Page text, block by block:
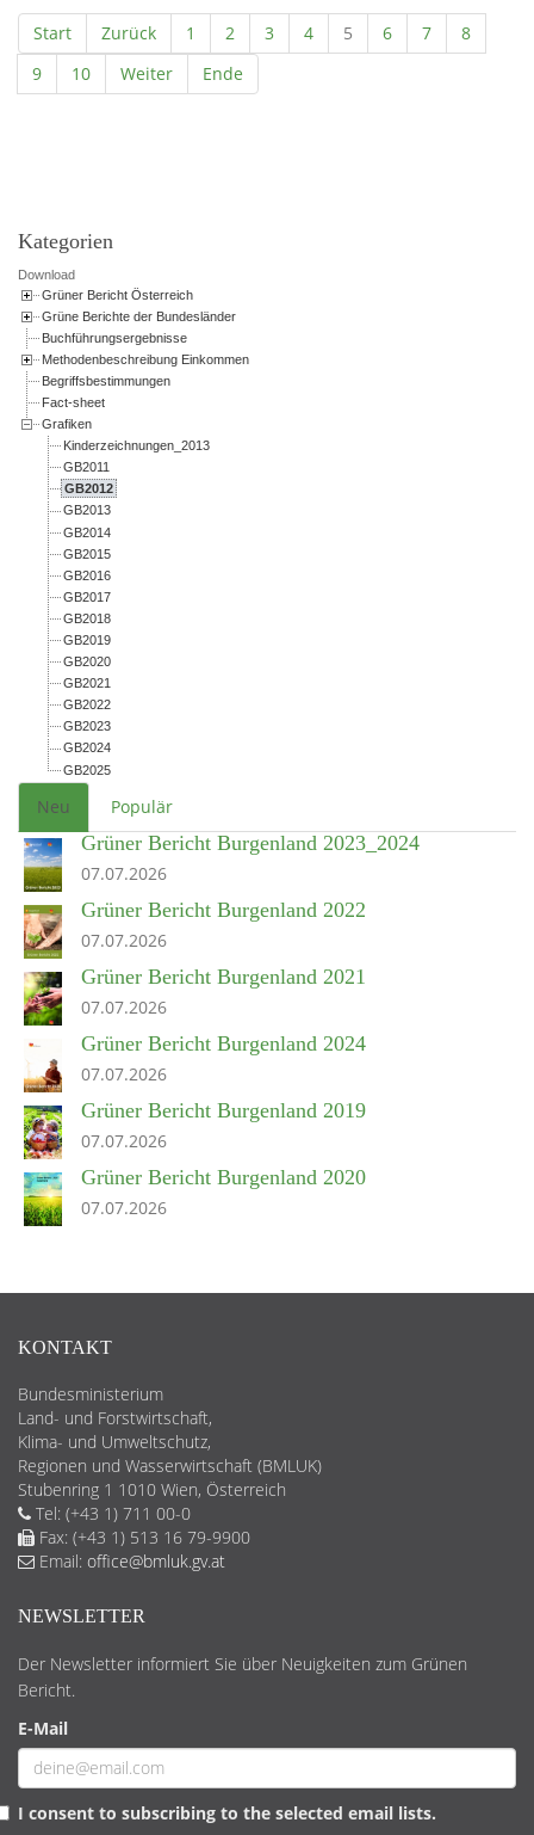
Start Zurück 1 2 3 4 5 6 7
8
9
10 Weiter Ende
Kategorien
Download
Grüner Bericht Österreich
Grüne Berichte der Bundesländer
Buchführungsergebnisse
Methodenbeschreibung Einkommen
Begriffsbestimmungen
Fact-sheet
Grafiken
Kinderzeichnungen_2013
GB2011
GB2012
GB2013
GB2014
GB2015
GB2016
GB2017
GB2018
GB2019
GB2020
GB2021
GB2022
GB2023
GB2024
GB2025
Neu Populär
Grüner Bericht Burgenland 2023_2024
07.07.2026
Grüner Bericht Burgenland 2022
07.07.2026
Grüner Bericht Burgenland 2021
07.07.2026
Grüner Bericht Burgenland 2024
07.07.2026
Grüner Bericht Burgenland 2019
07.07.2026
Grüner Bericht Burgenland 2020
07.07.2026
KONTAKT
Bundesministerium
Land- und Forstwirtschaft,
Klima- und Umweltschutz,
Regionen und Wasserwirtschaft (BMLUK)
Stubenring 1 1010 Wien, Österreich
Tel: (+43 1) 711 00-0
Fax: (+43 1) 513 16 79-9900
Email: office@bmluk.gv.at
NEWSLETTER
Der Newsletter informiert Sie über Neuigkeiten zum Grünen
Bericht.
E-Mail
I consent to subscribing to the selected email lists.